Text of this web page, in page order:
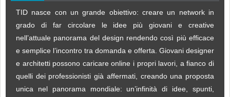
TID nasce con un grande obiettivo: creare un network in
grado di far circolare le idee più giovani e creative
nell’attuale panorama del design rendendo così più efficace
e semplice l’incontro tra domanda e offerta. Giovani designer
e architetti possono caricare online i propri lavori, a fianco di
quelli dei professionisti già affermati, creando una proposta
unica nel panorama mondiale: un’infinità di idee, spunti,